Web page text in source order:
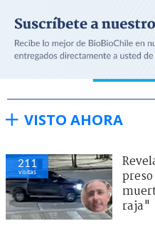
VISTO AHORA
211
visitas
raja"